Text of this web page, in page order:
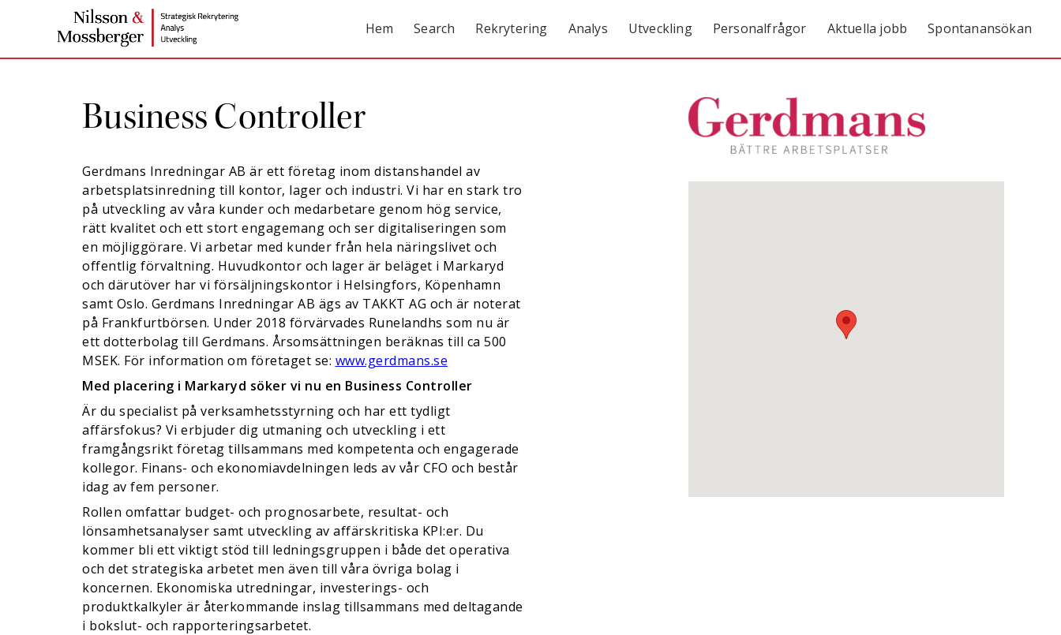
Hem Search Rekrytering Analys Utveckling Personalfrågor Aktuella jobb Spontanansökan
Business Controller
Gerdmans Inredningar AB är ett företag inom distanshandel av
arbetsplatsinredning till kontor, lager och industri. Vi har en stark tro
på utveckling av våra kunder och medarbetare genom hög service,
rätt kvalitet och ett stort engagemang och ser digitaliseringen som
en möjliggörare. Vi arbetar med kunder från hela näringslivet och
offentlig förvaltning. Huvudkontor och lager är beläget i Markaryd
och därutöver har vi försäljningskontor i Helsingfors, Köpenhamn
samt Oslo. Gerdmans Inredningar AB ägs av TAKKT AG och är noterat
på Frankfurtbörsen. Under 2018 förvärvades Runelandhs som nu är
ett dotterbolag till Gerdmans. Årsomsättningen beräknas till ca 500
MSEK. För information om företaget se: www.gerdmans.se
Med placering i Markaryd söker vi nu en Business Controller
Är du specialist på verksamhetsstyrning och har ett tydligt
affärsfokus? Vi erbjuder dig utmaning och utveckling i ett
framgångsrikt företag tillsammans med kompetenta och engagerade
kollegor. Finans- och ekonomiavdelningen leds av vår CFO och består
idag av fem personer.
Rollen omfattar budget- och prognosarbete, resultat- och
lönsamhetsanalyser samt utveckling av affärskritiska KPI:er. Du
kommer bli ett viktigt stöd till ledningsgruppen i både det operativa
och det strategiska arbetet men även till våra övriga bolag i
koncernen. Ekonomiska utredningar, investerings- och
produktkalkyler är återkommande inslag tillsammans med deltagande
i bokslut- och rapporteringsarbetet.